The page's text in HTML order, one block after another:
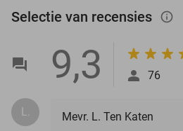
Selectie van recensies info_outlined
9,3 76
L.
Mevr. L. Ten Katen